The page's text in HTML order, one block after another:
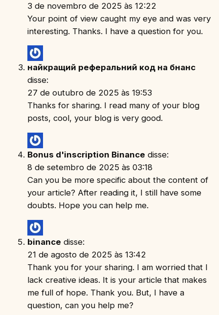
3 de novembro de 2025 às 12:22
Your point of view caught my eye and was very
interesting. Thanks. I have a question for you.
найкращий реферальний код на бнанс
disse:
27 de outubro de 2025 às 19:53
Thanks for sharing. I read many of your blog
posts, cool, your blog is very good.
Bonus d'inscription Binance disse:
8 de setembro de 2025 às 03:18
Can you be more specific about the content of
your article? After reading it, I still have some
doubts. Hope you can help me.
binance disse:
21 de agosto de 2025 às 13:42
Thank you for your sharing. I am worried that I
lack creative ideas. It is your article that makes
me full of hope. Thank you. But, I have a
question, can you help me?